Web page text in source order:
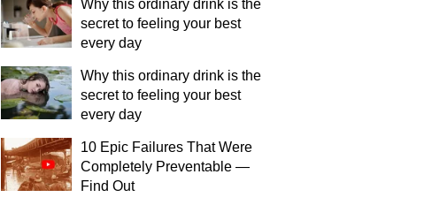
Why this ordinary drink is the
secret to feeling your best
every day
Why this ordinary drink is the
secret to feeling your best
every day
10 Epic Failures That Were
Completely Preventable —
Find Out